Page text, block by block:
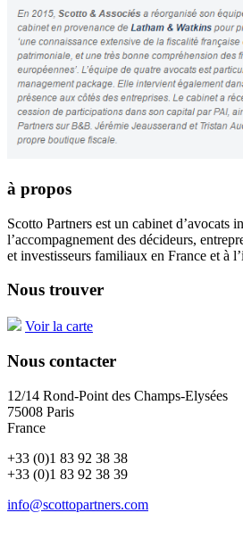
à propos
Scotto Partners est un cabinet d’avocats
l’accompagnement des décideurs,
et investisseurs familiaux en France et à
Nous trouver
Voir la carte
Nous contacter
12/14 Rond-Point des Champs-Elysées
75008 Paris
France
+33 (0)1 83 92 38 38
+33 (0)1 83 92 38 39
info@scottopartners.com